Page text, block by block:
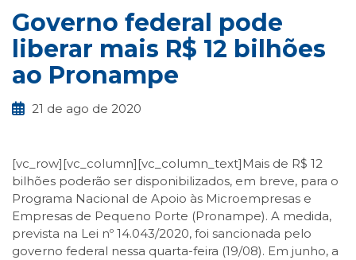
Governo federal pode
liberar mais R$ 12 bilhões
ao Pronampe
21 de ago de 2020
[vc_row][vc_column][vc_column_text]Mais de R$ 12
bilhões poderão ser disponibilizados, em breve, para o
Programa Nacional de Apoio às Microempresas e
Empresas de Pequeno Porte (Pronampe). A medida,
prevista na Lei nº 14.043/2020, foi sancionada pelo
governo federal nessa quarta-feira (19/08). Em junho, a